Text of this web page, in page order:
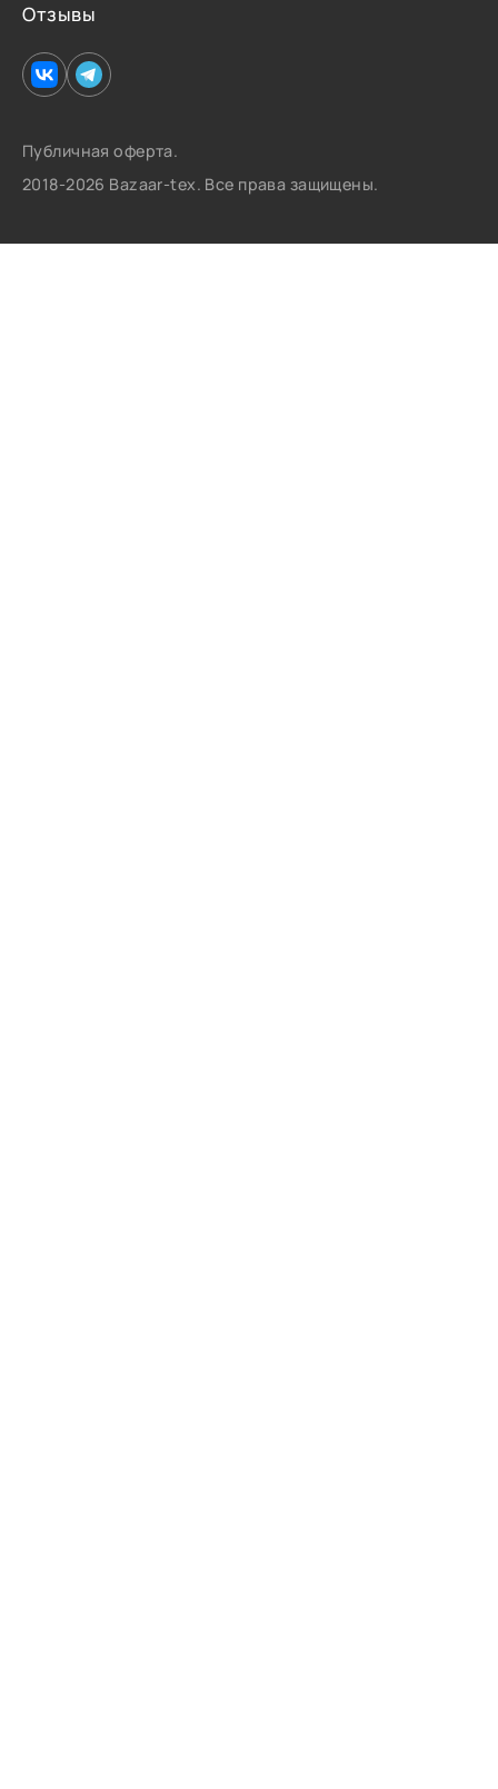
Отзывы
Публичная оферта.
2018-2026 Bazaar-tex. Все права защищены.